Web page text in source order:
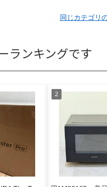
同じカテゴリ
ランキングです